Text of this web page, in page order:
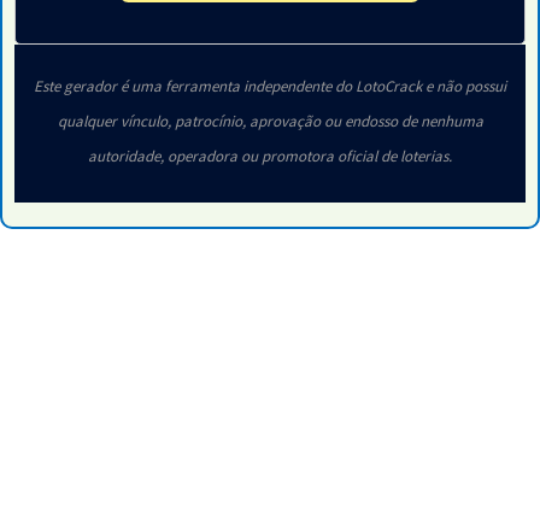
Este gerador é uma ferramenta independente do LotoCrack e não possui
qualquer vínculo, patrocínio, aprovação ou endosso de nenhuma
autoridade, operadora ou promotora oficial de loterias.